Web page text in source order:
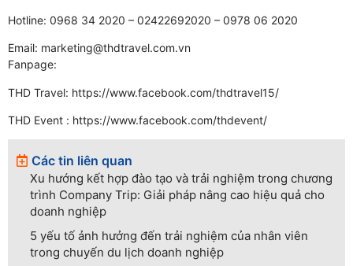
Hotline: 0968 34 2020 – 02422692020 – 0978 06 2020
Email: marketing@thdtravel.com.vn
Fanpage:
THD Travel: https://www.facebook.com/thdtravel15/
THD Event : https://www.facebook.com/thdevent/
Các tin liên quan
Xu hướng kết hợp đào tạo và trải nghiệm trong chương
trình Company Trip: Giải pháp nâng cao hiệu quả cho
doanh nghiệp
5 yếu tố ảnh hưởng đến trải nghiệm của nhân viên
trong chuyến du lịch doanh nghiệp